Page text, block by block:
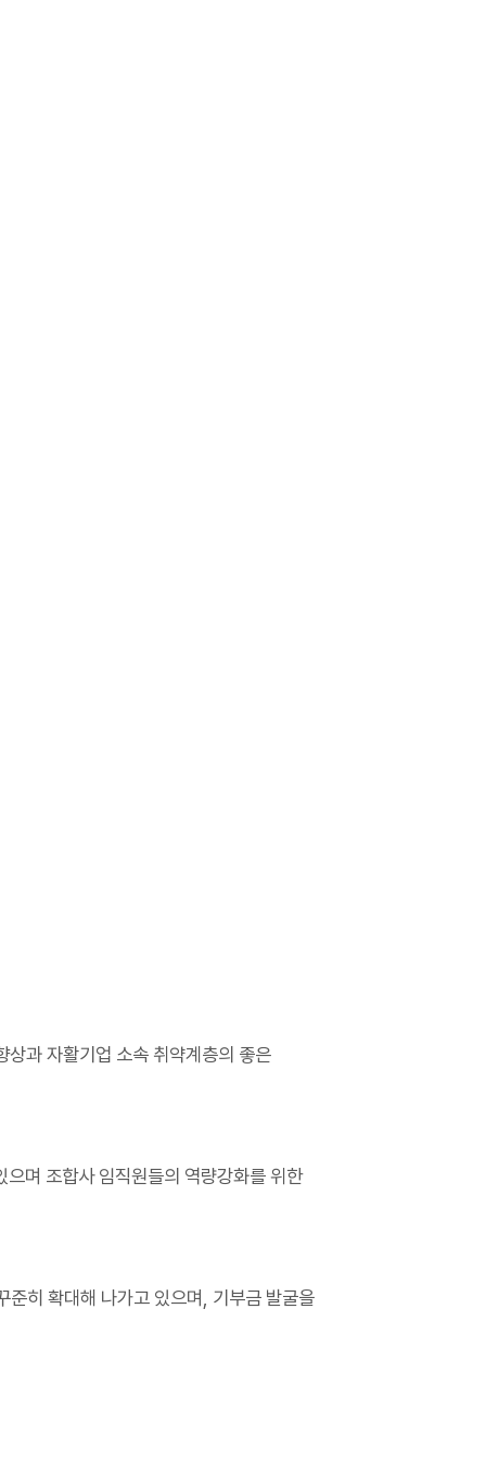
과 자활기업 소속 취약계층의 좋은
며 조합사 임직원들의 역량강화를 위한
히 확대해 나가고 있으며, 기부금 발굴을